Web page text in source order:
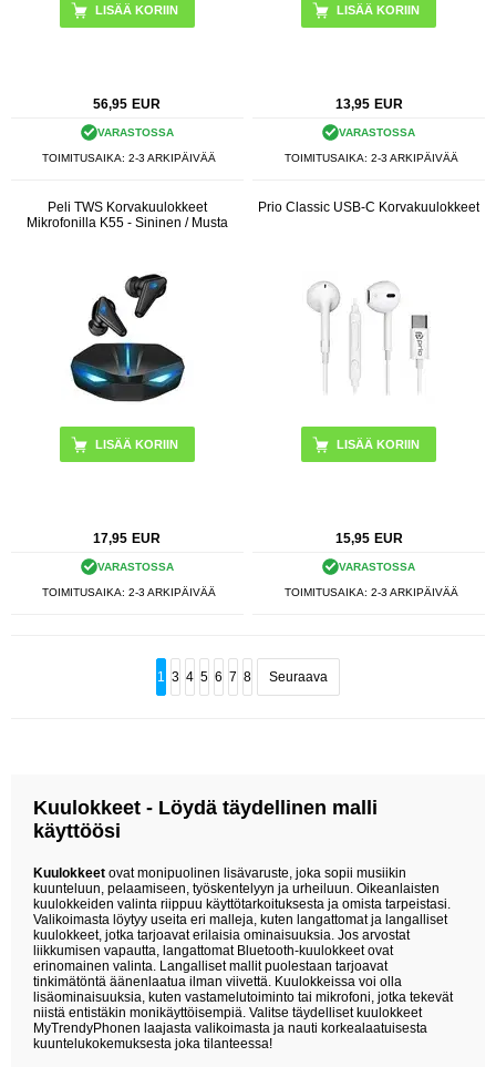
LISÄÄ KORIIN
56,95 EUR
VARASTOSSA
TOIMITUSAIKA: 2-3 ARKIPÄIVÄÄ
13,95 EUR
VARASTOSSA
TOIMITUSAIKA: 2-3 ARKIPÄIVÄÄ
Peli TWS Korvakuulokkeet
Mikrofonilla K55 - Sininen / Musta
17,95 EUR
VARASTOSSA
TOIMITUSAIKA: 2-3 ARKIPÄIVÄÄ
Prio Classic USB-C Korvakuulokkeet
LISÄÄ KORIIN
15,95 EUR
VARASTOSSA
TOIMITUSAIKA: 2-3 ARKIPÄIVÄÄ
1 3 4 5 6 7 8 Seuraava
Kuulokkeet - Löydä täydellinen malli
käyttöösi
Kuulokkeet ovat monipuolinen lisävaruste, joka sopii musiikin
kuunteluun, pelaamiseen, työskentelyyn ja urheiluun. Oikeanlaisten
kuulokkeiden valinta riippuu käyttötarkoituksesta ja omista tarpeistasi.
Valikoimasta löytyy useita eri malleja, kuten langattomat ja langalliset
kuulokkeet, jotka tarjoavat erilaisia ominaisuuksia. Jos arvostat
liikkumisen vapautta, langattomat Bluetooth-kuulokkeet ovat
erinomainen valinta. Langalliset mallit puolestaan tarjoavat
tinkimätöntä äänenlaatua ilman viivettä. Kuulokkeissa voi olla
lisäominaisuuksia, kuten vastamelutoiminto tai mikrofoni, jotka tekevät
niistä entistäkin monikäyttöisempiä. Valitse täydelliset kuulokkeet
MyTrendyPhonen laajasta valikoimasta ja nauti korkealaatuisesta
kuuntelukokemuksesta joka tilanteessa!